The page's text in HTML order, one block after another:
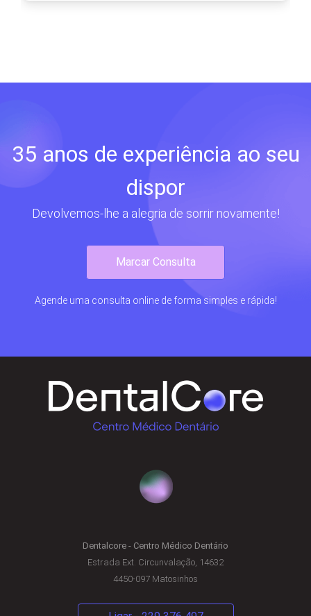
35 anos de experiência ao seu
dispor
Devolvemos-lhe a alegria de sorrir novamente!
Marcar Consulta
Agende uma consulta online de forma simples e rápida!
Dentalcore - Centro Médico Dentário
Estrada Ext. Circunvalação, 14632
4450-097 Matosinhos